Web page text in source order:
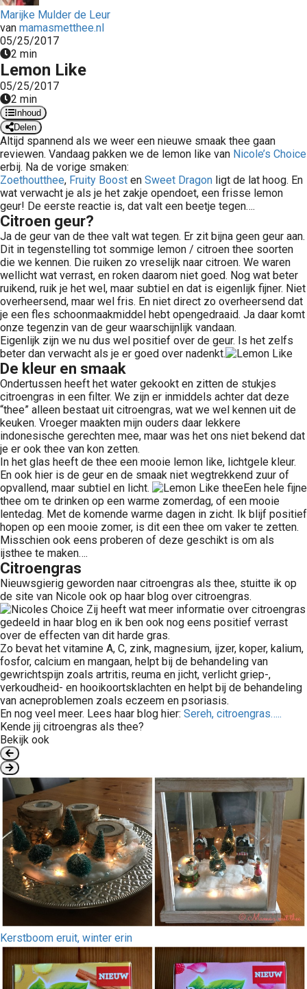
Marijke Mulder de Leur
van mamasmetthee.nl
05/25/2017
2 min
Lemon Like
05/25/2017
2 min
Inhoud
Delen
Altijd spannend als we weer een nieuwe smaak thee gaan
reviewen. Vandaag pakken we de lemon like van Nicole’s Choice
erbij. Na de vorige smaken:
Zoethoutthee, Fruity Boost en Sweet Dragon ligt de lat hoog. En
wat verwacht je als je het zakje opendoet, een frisse lemon
geur! De eerste reactie is, dat valt een beetje tegen….
Citroen geur?
Ja de geur van de thee valt wat tegen. Er zit bijna geen geur aan.
Dit in tegenstelling tot sommige lemon / citroen thee soorten
die we kennen. Die ruiken zo vreselijk naar citroen. We waren
wellicht wat verrast, en roken daarom niet goed. Nog wat beter
ruikend, ruik je het wel, maar subtiel en dat is eigenlijk fijner. Niet
overheersend, maar wel fris. En niet direct zo overheersend dat
je een fles schoonmaakmiddel hebt opengedraaid. Ja daar komt
onze tegenzin van de geur waarschijnlijk vandaan.
Eigenlijk zijn we nu dus wel positief over de geur. Is het zelfs
beter dan verwacht als je er goed over nadenkt.
De kleur en smaak
Ondertussen heeft het water gekookt en zitten de stukjes
citroengras in een filter. We zijn er inmiddels achter dat deze
“thee” alleen bestaat uit citroengras, wat we wel kennen uit de
keuken. Vroeger maakten mijn ouders daar lekkere
indonesische gerechten mee, maar was het ons niet bekend dat
je er ook thee van kon zetten.
In het glas heeft de thee een mooie lemon like, lichtgele kleur.
En ook hier is de geur en de smaak niet wegtrekkend zuur of
opvallend, maar subtiel en licht.
Een hele fijne
thee om te drinken op een warme zomerdag, of een mooie
lentedag. Met de komende warme dagen in zicht. Ik blijf positief
hopen op een mooie zomer, is dit een thee om vaker te zetten.
Misschien ook eens proberen of deze geschikt is om als
ijsthee te maken….
Citroengras
Nieuwsgierig geworden naar citroengras als thee, stuitte ik op
de site van Nicole ook op haar blog over citroengras.
Zij heeft wat meer informatie over citroengras
gedeeld in haar blog en ik ben ook nog eens positief verrast
over de effecten van dit harde gras.
Zo bevat het vitamine A, C, zink, magnesium, ijzer, koper, kalium,
fosfor, calcium en mangaan, helpt bij de behandeling van
gewrichtspijn zoals artritis, reuma en jicht, verlicht griep-,
verkoudheid- en hooikoortsklachten en helpt bij de behandeling
van acneproblemen zoals eczeem en psoriasis.
En nog veel meer. Lees haar blog hier: Sereh, citroengras…..
Kende jij citroengras als thee?
Bekijk ook
Kerstboom eruit, winter erin
de
Hierdoor
website-
van